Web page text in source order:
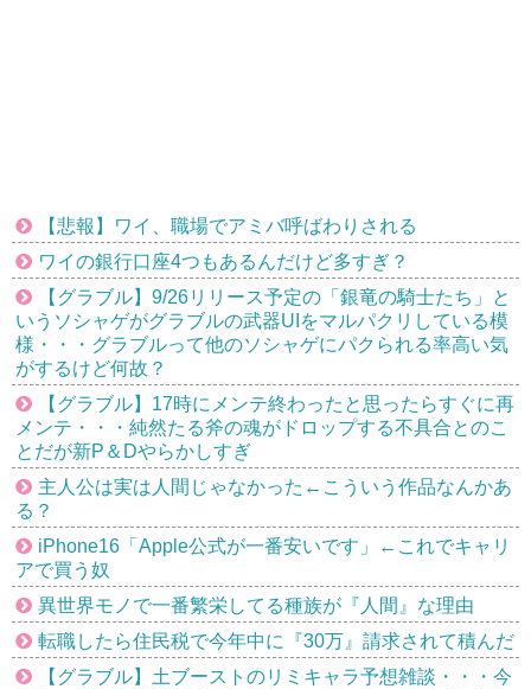
【悲報】ワイ、職場でアミバ呼ばわりされる
ワイの銀行口座4つもあるんだけど多すぎ？
【グラブル】9/26リリース予定の「銀竜の騎士たち」と
いうソシャゲがグラブルの武器UIをマルパクリしている模
様・・・グラブルって他のソシャゲにパクられる率高い気
がするけど何故？
【グラブル】17時にメンテ終わったと思ったらすぐに再
メンテ・・・純然たる斧の魂がドロップする不具合とのこ
とだが新P＆Dやらかしすぎ
主人公は実は人間じゃなかった←こういう作品なんかあ
る？
iPhone16「Apple公式が一番安いです」←これでキャリ
アで買う奴
異世界モノで一番繁栄してる種族が『人間』な理由
転職したら住民税で今年中に『30万』請求されて積んだ
【グラブル】土ブーストのリミキャラ予想雑談・・・今